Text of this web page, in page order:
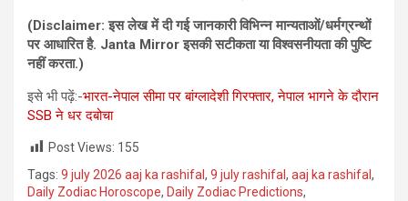
(Disclaimer: इस लेख में दी गई जानकारी विभिन्‍न मान्‍यताओं/धर्मग्रन्‍थों
पर आधारित है. Janta Mirror इसकी सटीकता या विश्‍वसनीयता की पुष्टि
नहीं करता.)
इसे भी पढ़ें:-भारत-नेपाल सीमा पर बांग्लादेशी गिरफ्तार, नेपाल भागने के दौरान
SSB ने धर दबोचा
Post Views: 155
Tags: 9 july 2026 aaj ka rashifal , 9 july rashifal , aaj ka rashifal ,
Daily Zodiac Horoscope, Daily Zodiac Predictions,